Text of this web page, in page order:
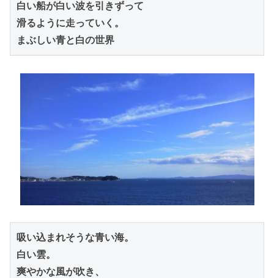
白い船が白い波を引きずって
滑るように走っていく。
まぶしい青と白の世界
吸い込まれそうな青い海。
白い雲。
爽やかな風が吹き、